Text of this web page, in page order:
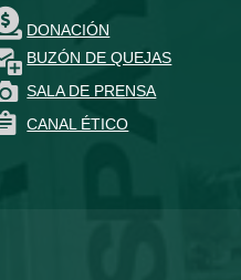
DONACIÓN
BUZÓN DE QUEJAS
SALA DE PRENSA
CANAL ÉTICO